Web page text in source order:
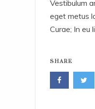
Vestibulum
eget metus
Curae; In eu
SHARE